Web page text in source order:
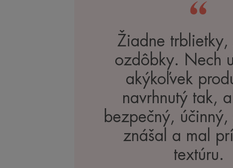
Žiadne trblietky,
ozdôbky. Nech
akýkoľvek
navrhnutý tak,
bezpečný,
znášal a mal
textúru.